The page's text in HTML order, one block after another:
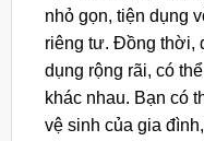
nhỏ gọn, tiện dụng
riêng tư. Đồng thời,
dụng rộng rãi, có
khác nhau. Bạn có
vệ sinh của gia